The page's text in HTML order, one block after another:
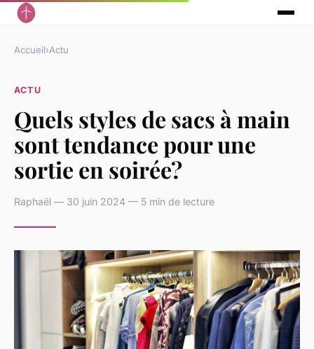
Accueil›Actu
ACTU
Quels styles de sacs à main
sont tendance pour une
sortie en soirée?
Raphaël — 30 juin 2024 — 5 min de lecture